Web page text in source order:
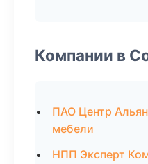
Компании в
ПАО Центр
мебели
НПП Эксперт